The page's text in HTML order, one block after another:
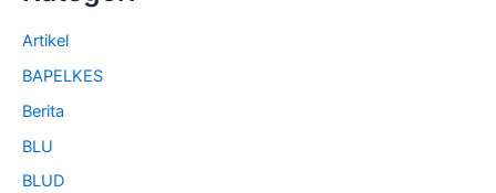
Artikel
BAPELKES
Berita
BLU
BLUD